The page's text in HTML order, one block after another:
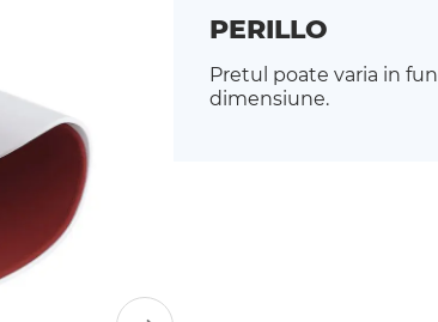
PERILLO
Pretul poate varia in
dimensiune.